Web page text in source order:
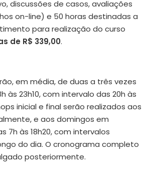
discussões de casos, avaliações
on-line) e 50 horas destinadas a
para realização do curso
de R$ 339,00.
em média, de duas a três vezes
às 23h10, com intervalo das 20h às
inicial e final serão realizados aos
e aos domingos em
7h às 18h20, com intervalos
do dia. O cronograma completo
posteriormente.